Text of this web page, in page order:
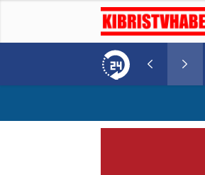
Norweç silahlı kuvvetleri kadınlardan oluşan özel kuvvetler eğitimlerini başlattı.